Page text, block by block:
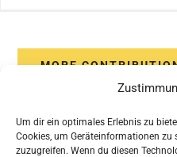
Um dir ein optimales Erlebnis zu
Cookies, um Geräteinformationen
zuzugreifen. Wenn du diesen
MORE